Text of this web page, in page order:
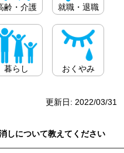
齢・介護 就職・退職
暮らし おくやみ
更新日: 2022/03/31
しについて教えてください